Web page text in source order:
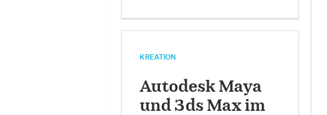
KREATION
Autodesk Maya
und 3ds Max im